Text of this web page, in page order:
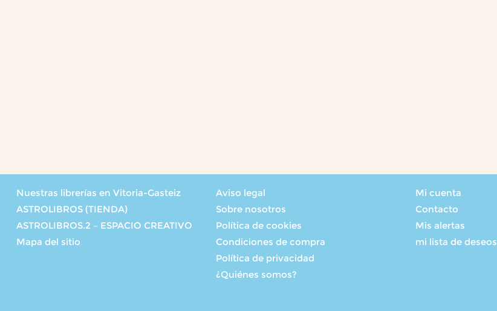
Nuestras librerías en Vitoria-Gasteiz
ASTROLIBROS (TIENDA)
ASTROLIBROS.2 – ESPACIO CREATIVO
Mapa del sitio
Aviso legal
Sobre nosotros
Política de cookies
Condiciones de compra
Política de privacidad
¿Quiénes somos?
Mi cuenta
Contacto
Mis alertas
mi lista de deseos